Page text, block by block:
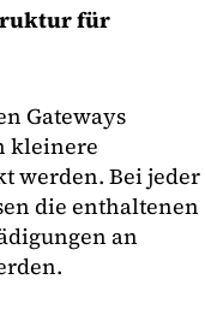
für
Gateways
kleinere
werden. Bei jeder
die enthaltenen
an